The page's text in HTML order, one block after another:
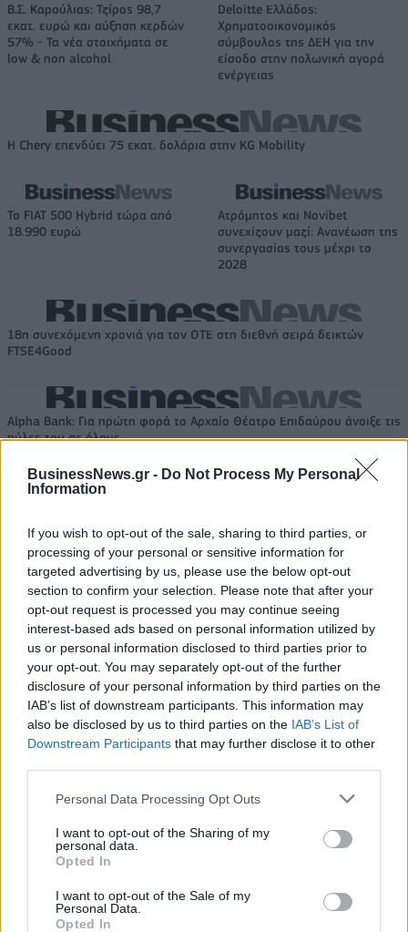
BusinessNews.gr - Do Not Process My Personal
Information
If you wish to opt-out of the sale, sharing to third parties, or
processing of your personal or sensitive information for
targeted advertising by us, please use the below opt-out
section to confirm your selection. Please note that after your
opt-out request is processed you may continue seeing
interest-based ads based on personal information utilized by
us or personal information disclosed to third parties prior to
your opt-out. You may separately opt-out of the further
disclosure of your personal information by third parties on the
IAB’s list of downstream participants. This information may
also be disclosed by us to third parties on the IAB’s List of
Downstream Participants that may further disclose it to other
Personal Data Processing Opt Outs
I want to opt-out of the Sharing of my
personal data.
Opted In
I want to opt-out of the Sale of my
Personal Data.
Opted In
Β.Σ. Καρούλιας: Τζίρος 98,7
εκατ. ευρώ και αύξηση κερδών
57% - Τα νέα στοιχήματα σε
low & non alcohol
Deloitte Ελλάδος:
Χρηματοοικονομικός
σύμβουλος της ΔΕΗ για την
είσοδο στην πολωνική αγορά
ενέργειας
Η Chery επενδύει 75 εκατ. δολάρια στην KG Mobility
Το FIAT 500 Hybrid τώρα από
18.990 ευρώ
Ατρόμητος και Novibet
συνεχίζουν μαζί: Ανανέωση της
συνεργασίας τους μέχρι το
2028
18η συνεχόμενη χρονιά για τον ΟΤΕ στη διεθνή σειρά δεικτών
FTSE4Good
Alpha Bank: Για πρώτη φορά το Αρχαίο Θέατρο Επιδαύρου άνοιξε τις
πύλες του σε όλους
ΠΕΡΙΣΣΌΤΕΡΑ ΣΕ ΑΥΤΉ ΤΗΝ ΚΑΤΗΓΟΡΊΑ
Ο Γ. Φλωρίδης
συναντήθηκε με τον
πρέσβη της Δημοκρατίας
Π.Γ. ΣΥΡΙΖΑ: Έκπτωτος ο
Στέφανος Κασσελάκης
13/09/2024 - 08:24